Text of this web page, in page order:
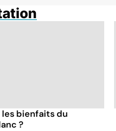
bienfaits du
?